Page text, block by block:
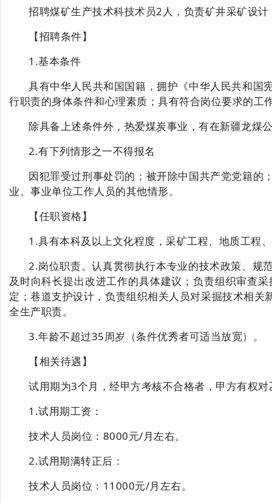
招聘煤矿生产技术科技术员2人，负责矿井采矿设
【招聘条件】
1.基本条件
具有中华人民共和国国籍，拥护《中华人民共和国
行职责的身体条件和心理素质；具有符合岗位要求的工
除具备上述条件外，热爱煤炭事业，有在新疆龙煤
2.有下列情形之一不得报名
因犯罪受过刑事处罚的；被开除中国共产党党籍
业、事业单位工作人员的其他情形。
【任职资格】
1.具有本科及以上文化程度，采矿工程、地质工程
2.岗位职责。认真贯彻执行本专业的技术政策、规
及时向科长提出改进工作的具体建议；负责组织审查
定；巷道支护设计，负责组织相关人员对采掘技术相
全生产职责。
3.年龄不超过35周岁（条件优秀者可适当放宽）。
【相关待遇】
试用期为3个月 ，经甲方考核不合格者，甲方有权
1.试用期工资：
技术人员岗位： 8000元/月左右。
2.试用期满转正后：
技术人员岗位： 11000元/月左右。